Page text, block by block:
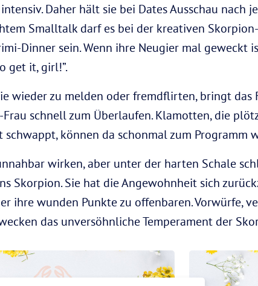
Daher hält sie bei Dates Ausschau nach
Smalltalk darf es bei der kreativen
Dinner sein. Wenn ihre Neugier mal geweckt
get it, girl!”.
wieder zu melden oder fremdflirten, bringt das
schnell zum Überlaufen. Klamotten, die
können da schonmal zum Programm
wirken, aber unter der harten Schale
Skorpion. Sie hat die Angewohnheit sich
ihre wunden Punkte zu offenbaren. Vorwürfe,
das unversöhnliche Temperament der